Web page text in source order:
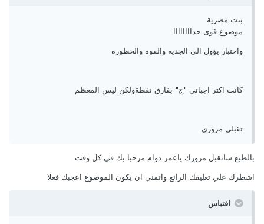
بنت مصرية
موضوع قوى جداااااااا
واختبار يؤول الى الجدية والقوة والخطورة
كانت اكثر اجباتى "ج" بفارق نقطةولكن ليس المعظم
تقبلى مرورى
بالطبع ساتقبل مرورك ياعمر دوام مرحبا بك في كل وقت
اشطرك علي تعليقك الرائع واتمني ان يكون الموضوع اعجبك فعلا
اقتباس